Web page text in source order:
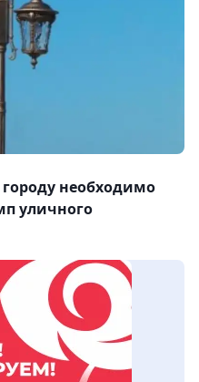
необходимо
уличного